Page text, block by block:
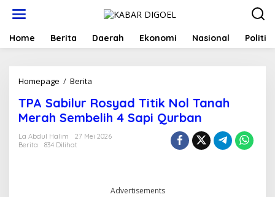
Home Berita Daerah Ekonomi Nasional Politik
Homepage / Berita
Rosyad
Titik
Nol
Tanah
Qurban
TPA Sabilur Rosyad Titik Nol Tanah
Merah Sembelih 4 Sapi Qurban
La Abdul Halim
27 Mei 2026
Berita
834 Dilihat
Advertisements